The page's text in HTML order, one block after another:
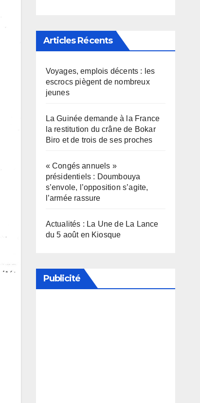
Articles Récents
Voyages, emplois décents : les
escrocs piègent de nombreux
jeunes
La Guinée demande à la France
la restitution du crâne de Bokar
Biro et de trois de ses proches
« Congés annuels »
présidentiels : Doumbouya
s’envole, l’opposition s’agite,
l’armée rassure
Actualités : La Une de La Lance
du 5 août en Kiosque
Publicité